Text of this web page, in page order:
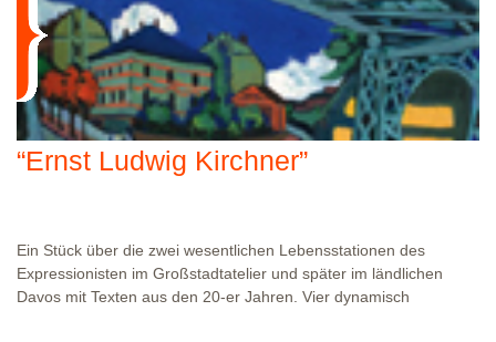
“Ernst Ludwig Kirchner”
Ein Stück über die zwei wesentlichen Lebensstationen des
Expressionisten im Großstadtatelier und später im ländlichen
Davos mit Texten aus den 20-er Jahren. Vier dynamisch